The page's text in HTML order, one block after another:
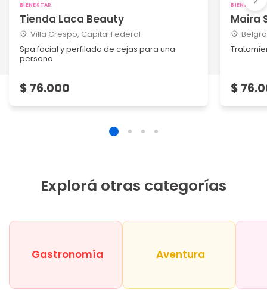
BIENESTAR
Tienda Laca Beauty
Villa Crespo, Capital Federal
Spa facial y perfilado de cejas para una
persona
$ 76.000
BIENESTAR
Maira
$
Explorá otras categorías
Gastronomía Aventura